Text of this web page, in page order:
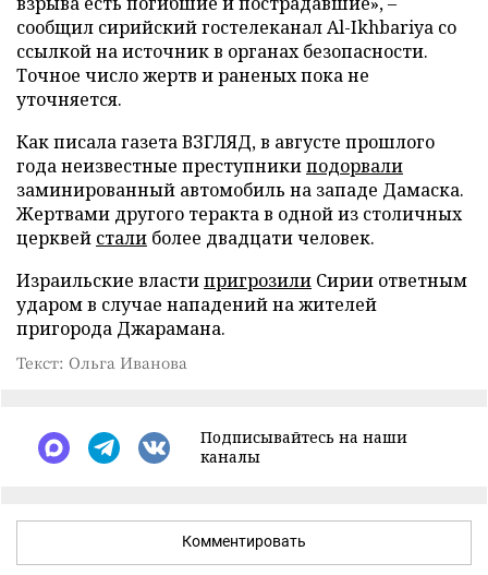
сообщил сирийский гостелеканал Al-Ikhbariya со
ссылкой на источник в органах безопасности.
Точное число жертв и раненых пока не
уточняется.
Как писала газета ВЗГЛЯД, в августе прошлого
года неизвестные преступникиподорвали
заминированный автомобиль на западе Дамаска.
Жертвами другого теракта в одной из столичных
церквей стали более двадцати человек.
Израильские властипригрозили Сирии ответным
ударом в случае нападений на жителей
пригорода Джарамана.
Текст: Ольга Иванова
Подписывайтесь на наши
каналы
Комментировать